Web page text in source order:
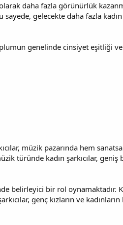
daha fazla görünürlük
gelecekte daha fazla kadın
genelinde cinsiyet eşitliği
müzik pazarında hem
türünde kadın şarkıcılar,
belirleyici bir rol oynamaktadır.
genç kızların ve